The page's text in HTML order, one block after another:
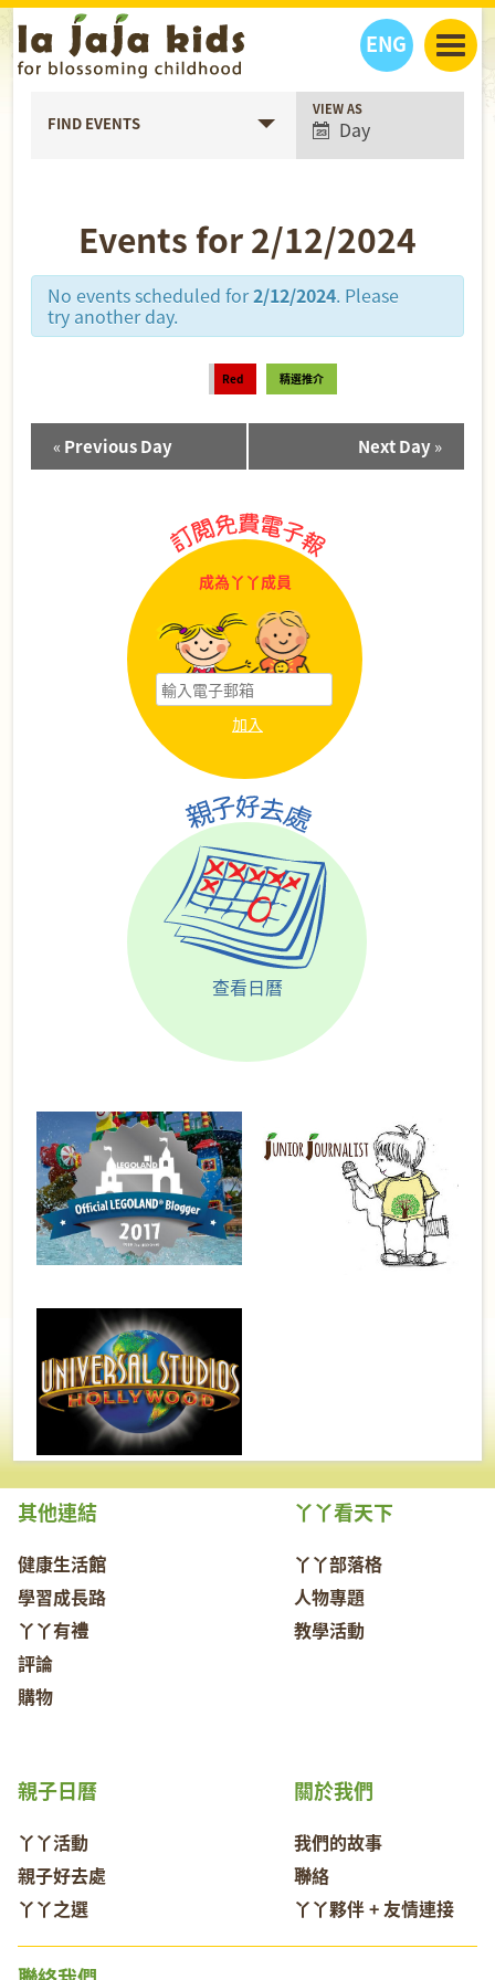
ENG
丫丫看天下
丫丫部落格
親子日曆
丫丫之選
關於我們
我們的故事
購物
FIND EVENTS Event
Views
Navigation
VIEW AS
Day
Events for 2/12/2024
No events scheduled for2/12/2024. Please
try another day.
Red 精選推介
Day
Navigation
« Previous Day Next Day»
成為丫丫成員
查看日曆
其他連結
健康生活館
學習成長路
丫丫有禮
評論
購物
丫丫看天下
丫丫部落格
人物專題
教學活動
關於我們
我們的故事
聯絡
丫丫夥伴 + 友情連接
親子日曆
丫丫活動
親子好去處
丫丫之選